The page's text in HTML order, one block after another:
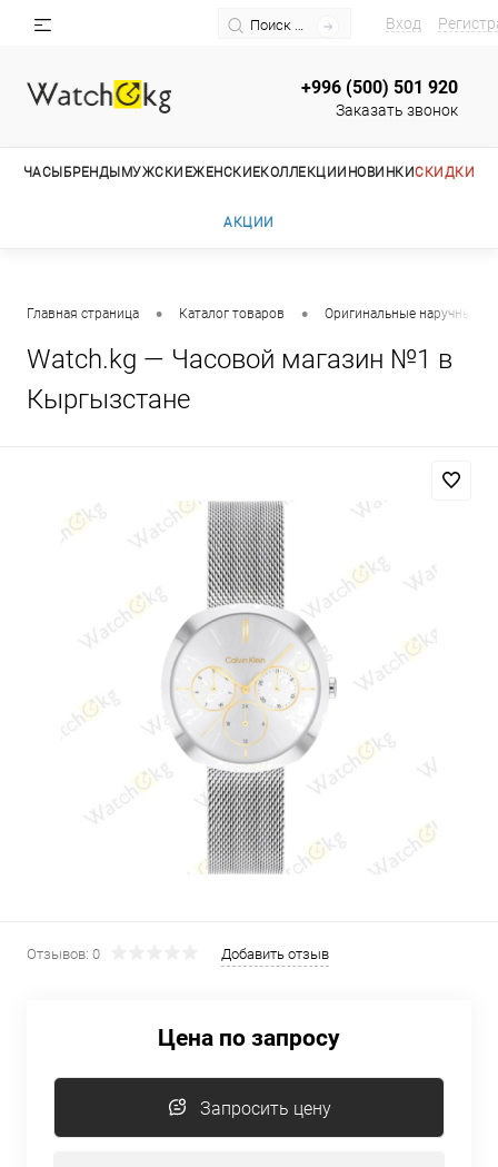
Вход
+996 (500) 501 920
Заказать звонок
ЧАСЫ БРЕНДЫ МУЖСКИЕЖЕНСКИЕКОЛЛЕКЦИИ НОВИНКИСКИДКИ
АКЦИИ
Главная страница • Каталог товаров • Оригинальные наручные
Watch.kg — Часовой магазин №1 в
Кыргызстане
Отзывов: 0 Добавить отзыв
Цена по запросу
Запросить цену